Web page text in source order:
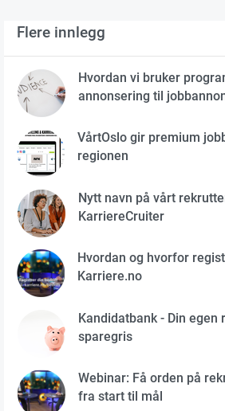
Flere innlegg
Hvordan vi bruker
annonsering til
VårtOslo gir premium
regionen
Nytt navn på vårt
KarriereCruiter
Hvordan og hvorfor
Karriere.no
Kandidatbank - Din egen
sparegris
Webinar: Få orden på
fra start til mål